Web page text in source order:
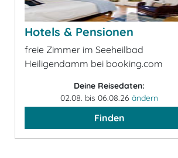
Hotels & Pensionen
freie Zimmer im Seeheilbad
Heiligendamm bei booking.com
Deine Reisedaten:
02.08. bis 06.08.26ändern
Finden